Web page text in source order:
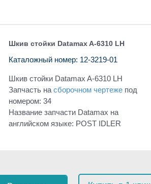
Шкив стойки Datamax A-6310 LH
Каталожный номер: 12-3219-01
Шкив стойки Datamax A-6310 LH
Запчасть на сборочном чертежепод
номером: 34
Название запчасти Datamax на
английском языке: POST IDLER